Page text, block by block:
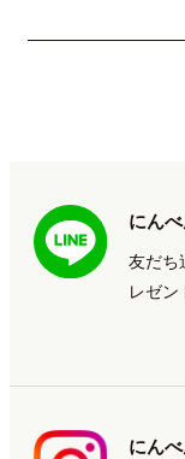
にん
友だち
レゼン
にん